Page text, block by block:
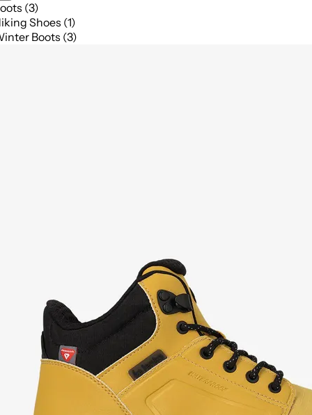
(3)
Shoes (1)
Boots (3)